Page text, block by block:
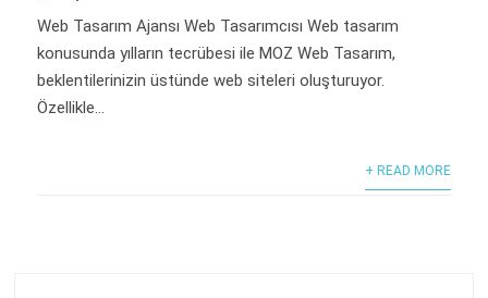
Web Tasarım Ajansı Web Tasarımcısı Web tasarım
konusunda yılların tecrübesi ile MOZ Web Tasarım,
beklentilerinizin üstünde web siteleri oluşturuyor.
Özellikle...
+ READ MORE